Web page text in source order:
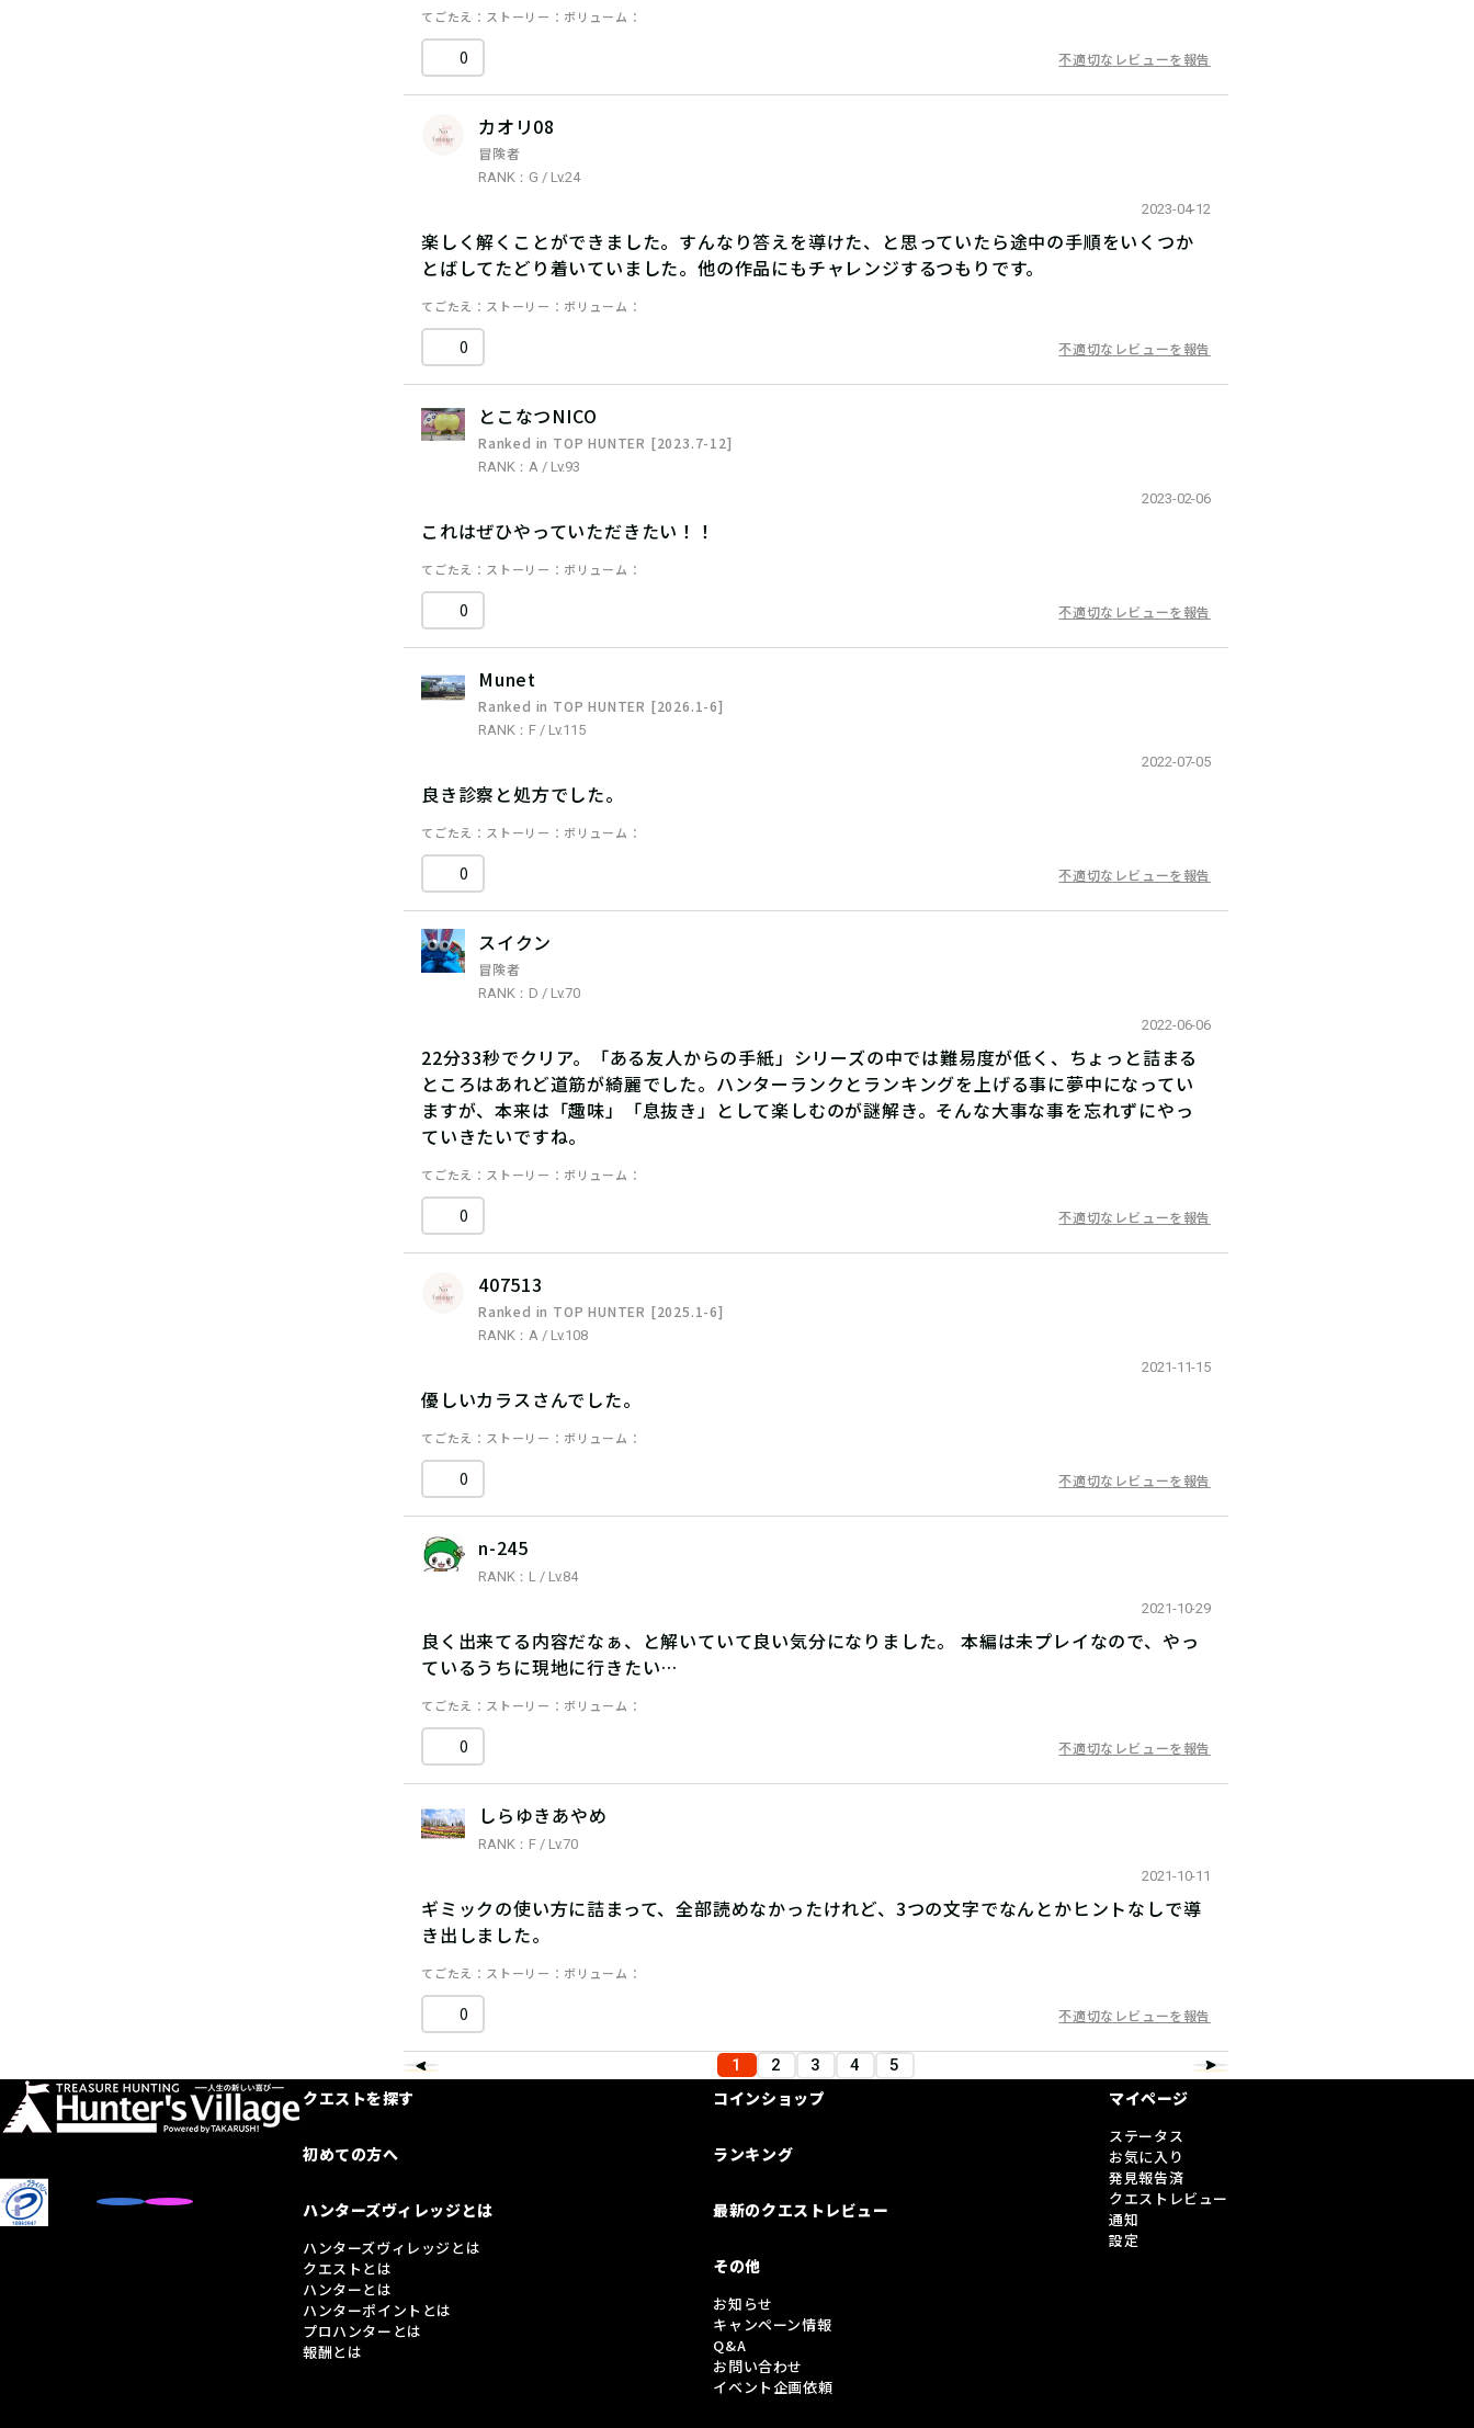
てごたえ ストーリー ボリューム
0 不適切なレビューを報告
カオリ08
冒険者
RANK：G / Lv.24
2023-04-12
楽しく解くことができました。すんなり答えを導けた、と思っていたら途中の手順をいくつか
とばしてたどり着いていました。他の作品にもチャレンジするつもりです。
てごたえ ストーリー ボリューム
0 不適切なレビューを報告
とこなつNICO
Ranked in TOP HUNTER [2023.7-12]
RANK：A / Lv.93
2023-02-06
これはぜひやっていただきたい！！
てごたえ ストーリー ボリューム
0 不適切なレビューを報告
Munet
Ranked in TOP HUNTER [2026.1-6]
RANK：F / Lv.115
2022-07-05
良き診察と処方でした。
てごたえ ストーリー ボリューム
0 不適切なレビューを報告
スイクン
冒険者
RANK：D / Lv.70
2022-06-06
22分33秒でクリア。「ある友人からの手紙」シリーズの中では難易度が低く、ちょっと詰まる
ところはあれど道筋が綺麗でした。ハンターランクとランキングを上げる事に夢中になってい
ますが、本来は「趣味」「息抜き」として楽しむのが謎解き。そんな大事な事を忘れずにやっ
ていきたいですね。
てごたえ ストーリー ボリューム
0 不適切なレビューを報告
407513
Ranked in TOP HUNTER [2025.1-6]
RANK：A / Lv.108
2021-11-15
優しいカラスさんでした。
てごたえ ストーリー ボリューム
0 不適切なレビューを報告
n-245
RANK：L / Lv.84
2021-10-29
良く出来てる内容だなぁ、と解いていて良い気分になりました。 本編は未プレイなので、やっ
ているうちに現地に行きたい…
てごたえ ストーリー ボリューム
0 不適切なレビューを報告
しらゆきあやめ
RANK：F / Lv.70
2021-10-11
ギミックの使い方に詰まって、全部読めなかったけれど、3つの文字でなんとかヒントなしで導
き出しました。
てごたえ ストーリー ボリューム
0 不適切なレビューを報告
1 2 3 4 5
クエストを探す
初めての方へ
ハンターズヴィレッジとは
ハンターズヴィレッジとは
クエストとは
ハンターとは
ハンターポイントとは
プロハンターとは
報酬とは
コインショップ
ランキング
最新のクエストレビュー
その他
お知らせ
キャンペーン情報
Q&A
お問い合わせ
イベント企画依頼
マイページ
ステータス
お気に入り
発見報告済
クエストレビュー
通知
設定